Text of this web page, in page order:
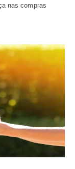
nas compras